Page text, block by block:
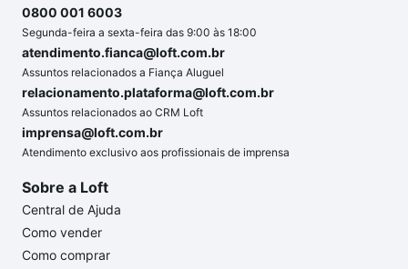
0800 001 6003
Segunda-feira a sexta-feira das 9:00 às 18:00
atendimento.fianca@loft.com.br
Assuntos relacionados a Fiança Aluguel
relacionamento.plataforma@loft.com.br
Assuntos relacionados ao CRM Loft
imprensa@loft.com.br
Atendimento exclusivo aos profissionais de imprensa
Sobre a Loft
Central de Ajuda
Como vender
Como comprar